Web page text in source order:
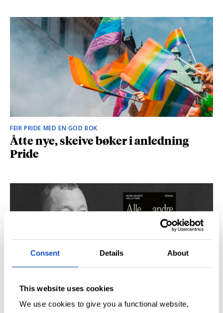
Consent Details About
This website uses cookies
We use cookies to give you a functional website,
FEIR PRIDE MED EN GOD BOK
Åtte nye, skeive bøker i anledning
Pride
SÅ DU NRK-DOKUMENTAREN «AGENTEN»?
Didrik M. Hallstrøm: – Alt det med CIA